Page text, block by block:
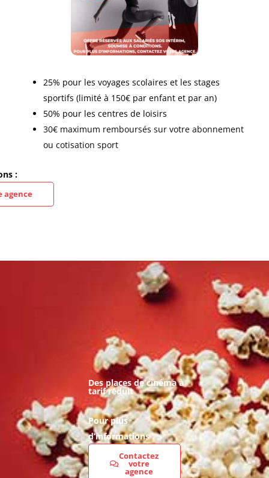
25% pour les voyages scolaires et les stages
sportifs (limité à 150€ par enfant et par an)
50% pour les centres de loisirs
30€ maximum remboursés sur votre abonnement
ou cotisation sport
:
agence
Des places de cinéma à
tarif réduit
Pour plus
d’informations :
Contactez
votre
agence